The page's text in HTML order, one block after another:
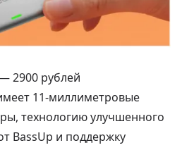
—2900 рублей
11-миллиметровые
технологию улучшенного
BassUp и поддержку